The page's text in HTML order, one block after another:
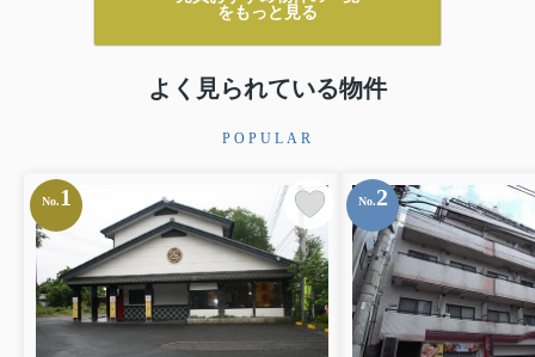
をもっと見る
よく見られている物件
POPULAR
No.1 No.2